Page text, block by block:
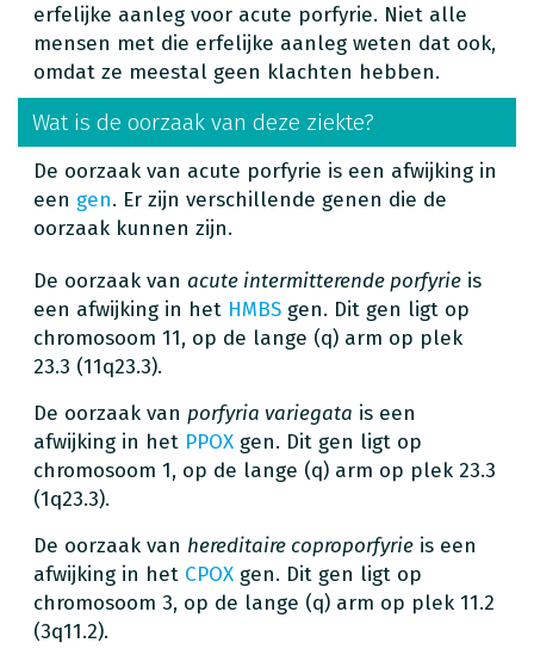
erfelijke aanleg voor acute porfyrie. Niet alle
mensen met die erfelijke aanleg weten dat ook,
omdat ze meestal geen klachten hebben.
Wat is de oorzaak van deze ziekte?
De oorzaak van acute porfyrie is een afwijking in
een gen. Er zijn verschillende genen die de
oorzaak kunnen zijn.
De oorzaak van acute intermitterende porfyrie is
een afwijking in het HMBS gen. Dit gen ligt op
chromosoom 11, op de lange (q) arm op plek
23.3 (11q23.3).
De oorzaak van porfyria variegata is een
afwijking in het PPOX gen. Dit gen ligt op
chromosoom 1, op de lange (q) arm op plek 23.3
(1q23.3).
De oorzaak van hereditaire coproporfyrie is een
afwijking in het CPOX gen. Dit gen ligt op
chromosoom 3, op de lange (q) arm op plek 11.2
(3q11.2).